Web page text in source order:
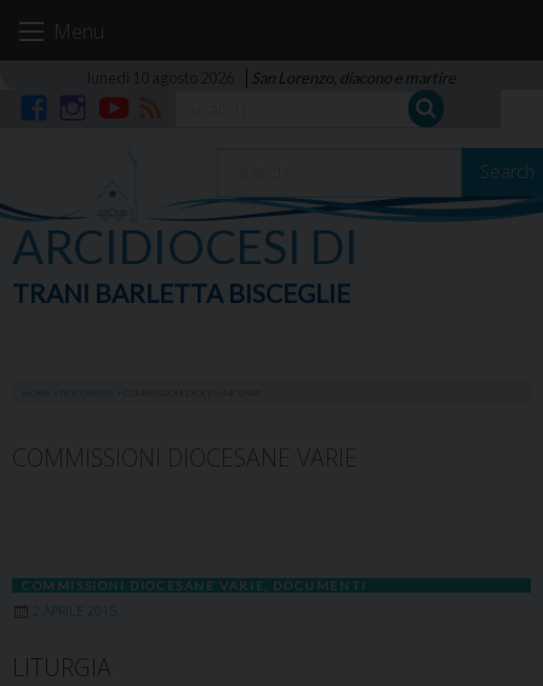
Menu
San Lorenzo, diacono e martire
Search
ARCIDIOCESI DI
TRANI BARLETTA BISCEGLIE
COMMISSIONI DIOCESANE VARIE DOCUMENTI
2 APRILE 2015
LITURGIA